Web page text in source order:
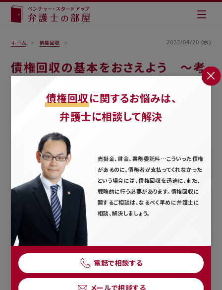
ホーム 債権回収 2022/04/20 (水)
債権回収の基本をおさえよう ～考
取引先で約定弁済が継続している限りにおいて、債権回収に備える
必要性は必ずしも高くありません。
債権回収に関するお悩みは、
弁護士に相談して解決
売掛金、貸金、業務委託料…こういった債権
があるのに、債務者が支払ってくれなかった
という場合には、債権回収を迅速に、また、
戦略的に行う必要があります。債権回収に
関するご相談は、なるべく早めに弁護士に
相談、解決しましょう。
電話で相談する
メールで相談する